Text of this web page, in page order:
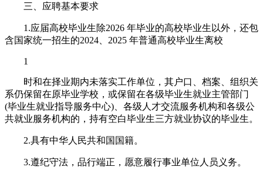
三、应聘基本要求
1.应届高校毕业生除2026 年毕业的高校毕业生以外，还包
含国家统一招生的2024、2025 年普通高校毕业生离校
1
时和在择业期内未落实工作单位，其户口、档案、组织关
系仍保留在原毕业学校，或保留在各级毕业生就业主管部门
(毕业生就业指导服务中心)、各级人才交流服务机构和各级公
共就业服务机构的，持有空白毕业生三方就业协议的毕业生。
2.具有中华人民共和国国籍。
3.遵纪守法，品行端正，愿意履行事业单位人员义务。